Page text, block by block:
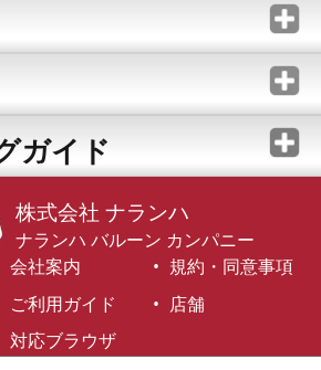
ガイド
株式会社 ナランハ
ナランハ バルーン カンパニー
会社案内
規約・同意事項
ご利用ガイド
店舗
対応ブラウザ